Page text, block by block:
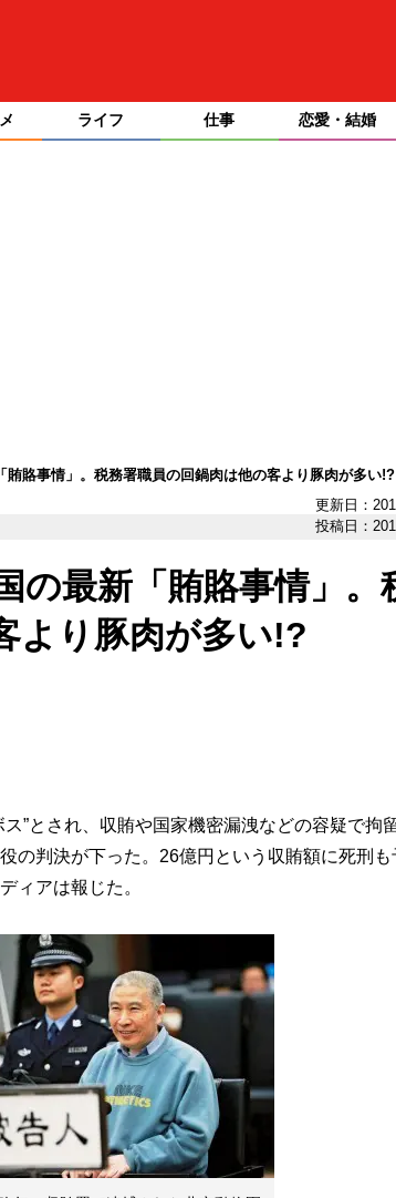
ライフ 仕事 恋愛・結婚
賄賂事情」。税務署職員の回鍋肉は他の客より豚肉が多い!?
更新日：
投稿日：
の最新「賄賂事情」。
より豚肉が多い!?
”とされ、収賄や国家機密漏洩などの容疑で拘
の判決が下った。26億円という収賄額に死刑も
ィアは報じた。